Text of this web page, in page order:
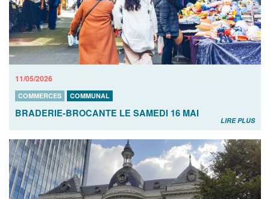
11/05/2026
COMMERCES COMMUNAL
BRADERIE-BROCANTE LE SAMEDI 16 MAI
LIRE PLUS